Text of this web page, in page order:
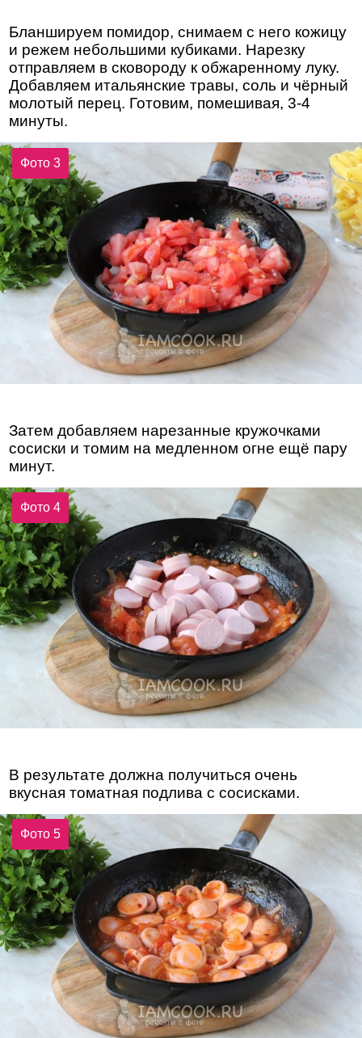
Бланшируем помидор, снимаем с него кожицу
и режем небольшими кубиками. Нарезку
отправляем в сковороду к обжаренному луку.
Добавляем итальянские травы, соль и чёрный
молотый перец. Готовим, помешивая, 3-4
минуты.
Фото 3
Затем добавляем нарезанные кружочками
сосиски и томим на медленном огне ещё пару
минут.
Фото 4
В результате должна получиться очень
вкусная томатная подлива с сосисками.
Фото 5